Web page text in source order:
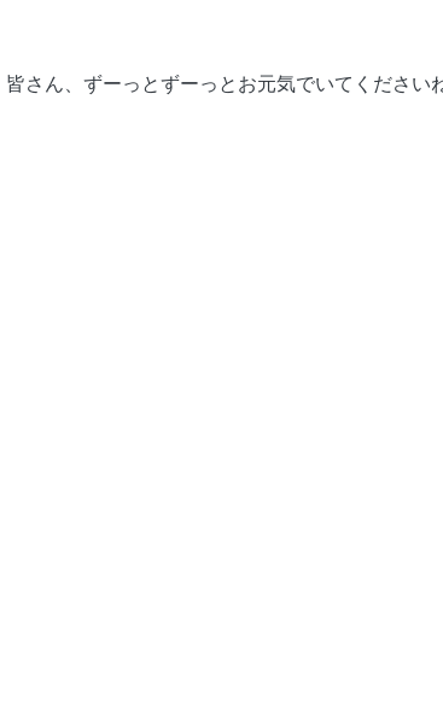
さん、ずーっとずーっとお元気でいてください